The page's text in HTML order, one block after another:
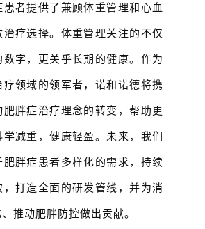
患者提供了兼顾体重管理和心血
疗选择。体重管理关注的不仅
字，更关乎长期的健康。作为
领域的领军者，诺和诺德将携
胖症治疗理念的转变，帮助更
减重，健康轻盈。未来，我们
胖症患者多样化的需求，持续
，打造全面的研发管线，并为消
推动肥胖防控做出贡献。